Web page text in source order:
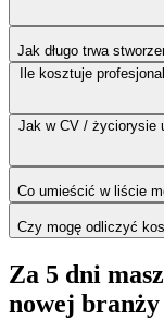
Jak długo trwa
Ile kosztuje
Jak w CV / życiorysie
Co umieścić w liście
Czy mogę odliczyć
Za 5 dni
nowej